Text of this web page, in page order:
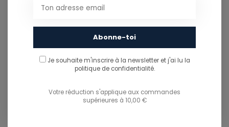
PARTAGER CE PRODUIT
TU POURRAIS AUSSI AIMER...
Abonne-toi
Je souhaite m'inscrire à la newsletter et j'ai lu la
politique de confidentialité.
Votre réduction s'applique aux commandes
supérieures à 10,00 €